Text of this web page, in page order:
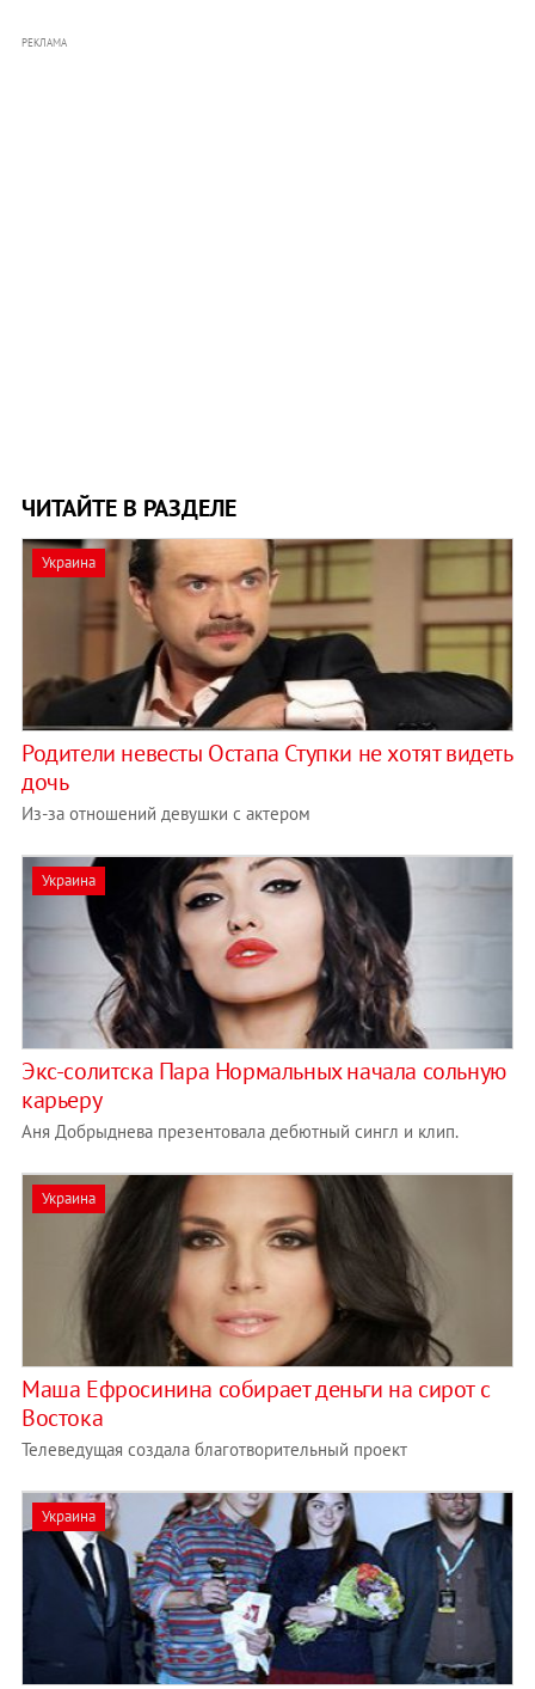
РЕКЛАМА
ЧИТАЙТЕ В РАЗДЕЛЕ
Украина
Родители невесты Остапа Ступки не хотят видеть
дочь
Из-за отношений девушки с актером
Украина
Экс-солитска Пара Нормальных начала сольную
карьеру
Аня Добрыднева презентовала дебютный сингл и клип.
Украина
Маша Ефросинина собирает деньги на сирот с
Востока
Телеведущая создала благотворительный проект
Украина